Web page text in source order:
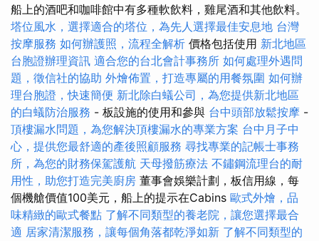
船上的酒吧和咖啡館中有多種軟飲料，雞尾酒和其他飲料。
塔位風水，選擇適合的塔位，為先人選擇最佳安息地 台灣
按摩服務 如何辦護照，流程全解析 價格包括使用 新北地區
台胞證辦理資訊 適合您的台北會計事務所 如何處理外遇問
題，徵信社的協助 外燴佈置，打造專屬的用餐氛圍 如何辦
理台胞證，快速簡便 新北除白蟻公司，為您提供新北地區
的白蟻防治服務 - 板設施的使用和參與 台中頭部放鬆按摩 -
頂樓漏水問題，為您解決頂樓漏水的專業方案 台中月子中
心，提供您最舒適的產後照顧服務 尋找專業的記帳士事務
所，為您的財務保駕護航 天母撥筋療法 不鏽鋼流理台的耐
用性，助您打造完美廚房 董事會娛樂計劃，板信用線，每
個機艙價值100美元，船上的提示在Cabins 歐式外燴，品
味精緻的歐式餐點 了解不同類型的養老院，讓您選擇最合
適 居家清潔服務，讓每個角落都乾淨如新 了解不同類型的